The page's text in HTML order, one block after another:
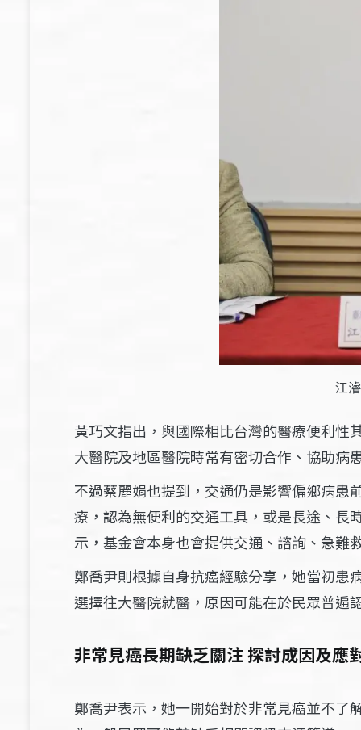
江
黃巧文指出，與國際相比台灣的醫療便利性
大醫院及地區醫院時常有密切合作、協助病
不過蔡麗娟也提到，交通仍是影響偏鄉病患
療，認為無便利的交通工具，或是長途、長
示，基金會本身也會提供交通、諮詢、急難
鄭喬尹則根據自身抗癌經驗分享，她當初患
選擇往大醫院就醫，原因可能在於民眾普遍
非常見癌長期缺乏關注 探討成因及應
鄭喬尹表示，她一開始對於非常見癌並不了